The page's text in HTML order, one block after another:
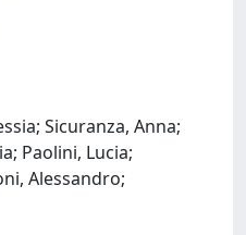
Sicuranza, Anna;
Paolini, Lucia;
Alessandro;